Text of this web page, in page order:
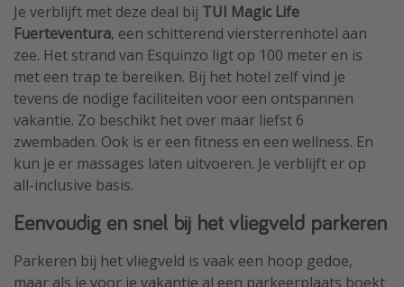
Je verblijft met deze deal bij TUI Magic Life
Fuerteventura, een schitterend viersterrenhotel aan
zee. Het strand van Esquinzo ligt op 100 meter en is
met een trap te bereiken. Bij het hotel zelf vind je
tevens de nodige faciliteiten voor een ontspannen
vakantie. Zo beschikt het over maar liefst 6
zwembaden. Ook is er een fitness en een wellness. En
kun je er massages laten uitvoeren. Je verblijft er op
all-inclusive basis.
Eenvoudig en snel bij het vliegveld parkeren
Parkeren bij het vliegveld is vaak een hoop gedoe,
maar als je voor je vakantie al een parkeerplaats boekt